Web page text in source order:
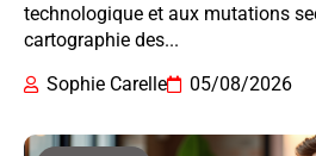
technologique et aux mutations
cartographie des...
Sophie Carelle
05/08/2026